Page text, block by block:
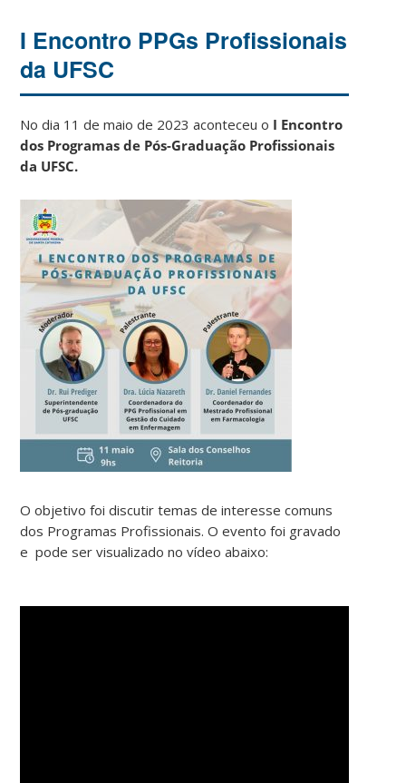
I Encontro PPGs Profissionais
da UFSC
No dia 11 de maio de 2023 aconteceu o I Encontro
dos Programas de Pós-Graduação Profissionais
da UFSC.
O objetivo foi discutir temas de interesse comuns
dos Programas Profissionais. O evento foi gravado
e pode ser visualizado no vídeo abaixo: